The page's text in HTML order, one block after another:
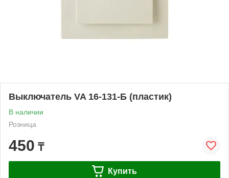
Выключатель VA 16-131-Б (пластик)
В наличии
Розница
450 ₸
Купить